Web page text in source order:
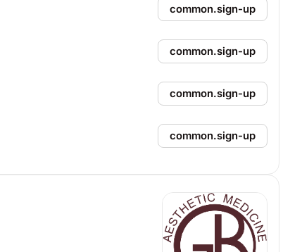
common.sign-up
common.sign-up
common.sign-up
common.sign-up